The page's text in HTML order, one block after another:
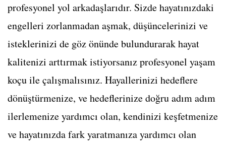
profesyonel yol arkadaşlarıdır. Sizde hayatınızdaki
engelleri zorlanmadan aşmak, düşüncelerinizi ve
isteklerinizi de göz önünde bulundurarak hayat
kalitenizi arttırmak istiyorsanız profesyonel yaşam
koçu ile çalışmalısınız. Hayallerinizi hedeflere
dönüştürmenize, ve hedeflerinize doğru adım adım
ilerlemenize yardımcı olan, kendinizi keşfetmenize
ve hayatınızda fark yaratmanıza yardımcı olan